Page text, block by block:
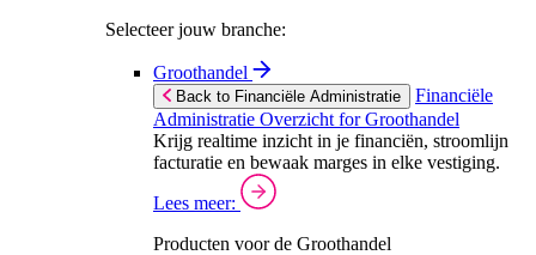
Selecteer jouw branche:
Groothandel
Back to Financiële Administratie
Financiële
Administratie Overzicht for Groothandel
Krijg realtime inzicht in je financiën, stroomlijn
facturatie en bewaak marges in elke vestiging.
Lees meer:
Producten voor de Groothandel